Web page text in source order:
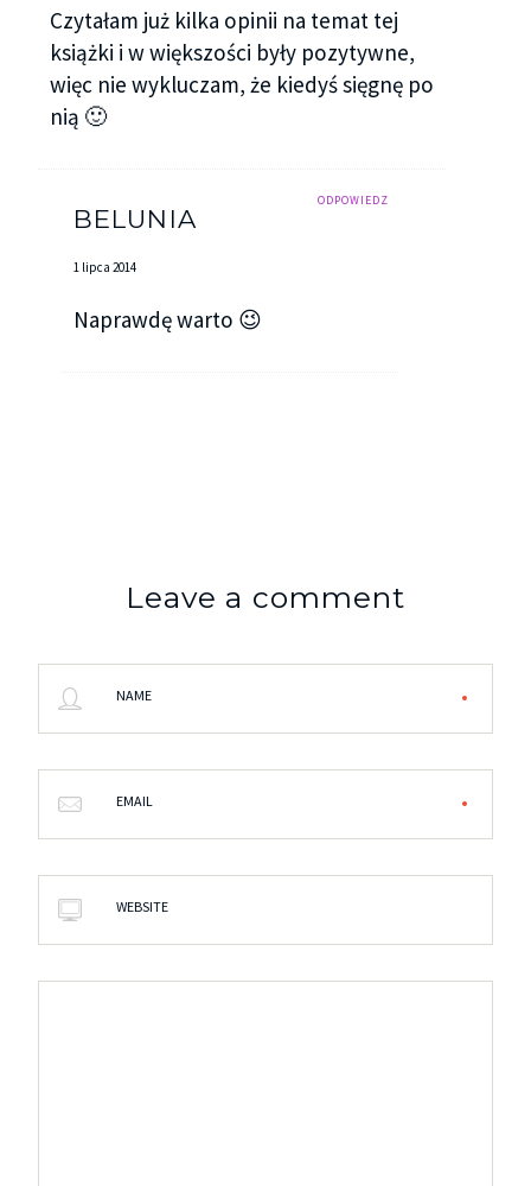
Czytałam już kilka opinii na temat tej
książki i w większości były pozytywne,
więc nie wykluczam, że kiedyś sięgnę po
nią 🙂
ODPOWIEDZ
BELUNIA
1 lipca 2014
Naprawdę warto 😉
Leave a comment
NAME
EMAIL
WEBSITE